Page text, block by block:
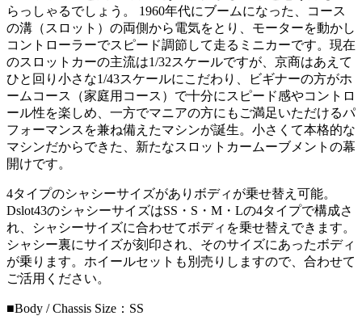
らっしゃるでしょう。 1960年代にブームになった、コース
の溝（スロット）の両側から電気をとり、モーターを動かし
コントローラーでスピード調節して走るミニカーです。現在
のスロットカーの主流は1/32スケールですが、京商はあえて
ひと回り小さな1/43スケールにこだわり、ビギナーの方がホ
ームコース（家庭用コース）で十分にスピード感やコントロ
ール性を楽しめ、一方でマニアの方にもご満足いただけるパ
フォーマンスを兼ね備えたマシンが誕生。小さくて本格的な
マシンだからできた、新たなスロットカームーブメントの幕
開けです。
4タイプのシャシーサイズがありボディが乗せ替え可能。
Dslot43のシャシーサイズはSS・S・M・Lの4タイプで構成さ
れ、シャシーサイズに合わせてボディを乗せ替えできます。
シャシー裏にサイズが刻印され、そのサイズにあったボディ
が乗ります。ホイールセットも別売りしますので、合わせて
ご活用ください。
■Body / Chassis Size：SS